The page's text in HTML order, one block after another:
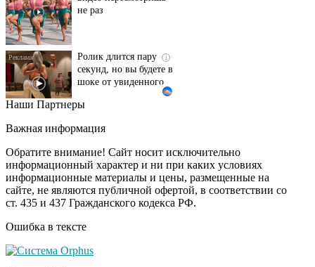
секунд, но вы будете в
шоке от увиденного
Скрытые признаки
не обращает
внимание, а зря!
i
Ролик из Омска: вы
будете смеяться долго
Королева вагона
Наши Партнеры
Важная информация
Обратите внимание! Сайт носит исключительно
информационный характер и ни при каких условиях
информационные материалы и цены, размещенные на
сайте, не являются публичной офертой, в соответствии со
ст. 435 и 437 Гражданского кодекса РФ.
Ошибка в тексте